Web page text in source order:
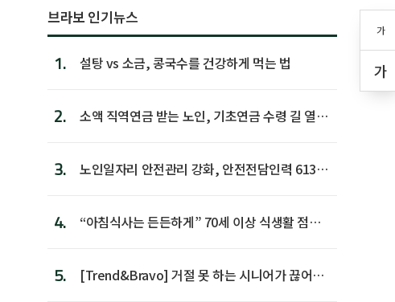
가
가
브라보 인기뉴스
1. 설탕 vs 소금, 콩국수를 건강하게 먹는 법
2.
소액 직역연금 받는 노인, 기초연금 수령 길 열린
3.
노인일자리 안전관리 강화, 안전전담인력 613명
4.
“아침식사는 든든하게” 70세 이상 식생활 점수
5.
[Trend&Bravo] 거절 못 하는 시니어가 끊어야